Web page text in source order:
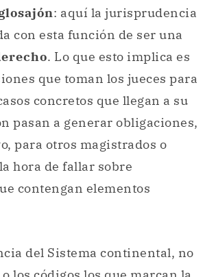
: aquí la jurisprudencia
con esta función de ser una
. Lo que esto implica es
que toman los jueces para
concretos que llegan a su
pasan a generar obligaciones,
para otros magistrados o
hora de fallar sobre
contengan elementos
del Sistema continental, no